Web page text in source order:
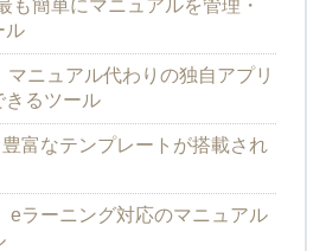
も簡単にマニュアルを管理・
ル
マニュアル代わりの独自アプリ
きるツール
豊富なテンプレートが搭載され
eラーニング対応のマニュアル